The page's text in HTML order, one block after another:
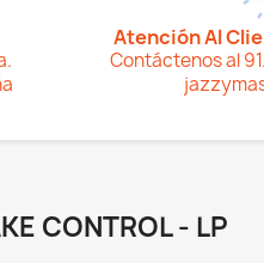
Atención Al
Contáctenos al
CONTROL - LP